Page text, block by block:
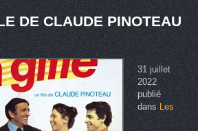
DE CLAUDE PINOTEAU
31 juillet
2022
publié
dans Les